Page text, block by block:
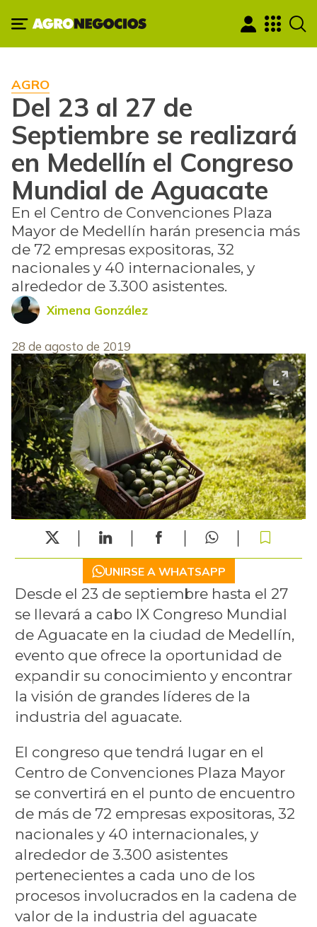
AGRO
Del 23 al 27 de
Septiembre se realizará
en Medellín el Congreso
Mundial de Aguacate
En el Centro de Convenciones Plaza
Mayor de Medellín harán presencia más
de 72 empresas expositoras, 32
nacionales y 40 internacionales, y
alrededor de 3.300 asistentes.
Ximena González
28 de agosto de 2019
UNIRSE A WHATSAPP
Desde el 23 de septiembre hasta el 27
se llevará a cabo IX Congreso Mundial
de Aguacate en la ciudad de Medellín,
evento que ofrece la oportunidad de
expandir su conocimiento y encontrar
la visión de grandes líderes de la
industria del aguacate.
El congreso que tendrá lugar en el
Centro de Convenciones Plaza Mayor
se convertirá en el punto de encuentro
de más de 72 empresas expositoras, 32
nacionales y 40 internacionales, y
alrededor de 3.300 asistentes
pertenecientes a cada uno de los
procesos involucrados en la cadena de
valor de la industria del aguacate